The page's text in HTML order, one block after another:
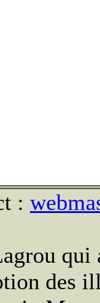
:
qui
des